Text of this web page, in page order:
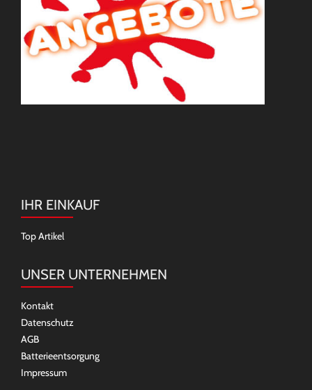
IHR EINKAUF
Top Artikel
UNSER UNTERNEHMEN
Kontakt
Datenschutz
AGB
Batterieentsorgung
Impressum